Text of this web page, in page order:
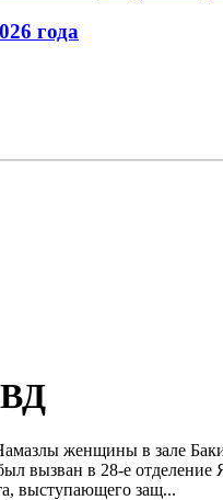
года
женщины в зале
вызван в 28-е
выступающего защ...